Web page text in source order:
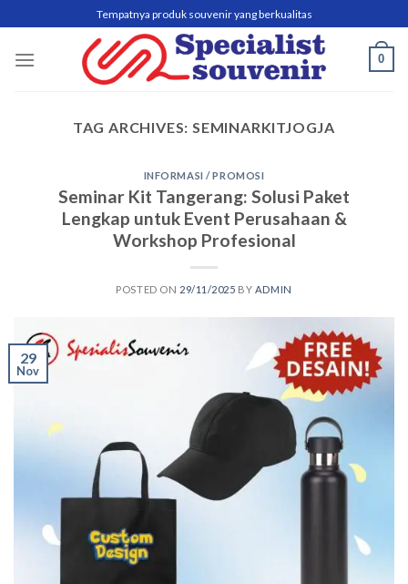
to
content
Tempatnya produk souvenir yang berkualitas
0
TAG ARCHIVES:SEMINARKITJOGJA
INFORMASI / PROMOSI
Seminar Kit Tangerang: Solusi Paket
Lengkap untuk Event Perusahaan &
Workshop Profesional
POSTED ON 29/11/2025 BY ADMIN
29
Nov